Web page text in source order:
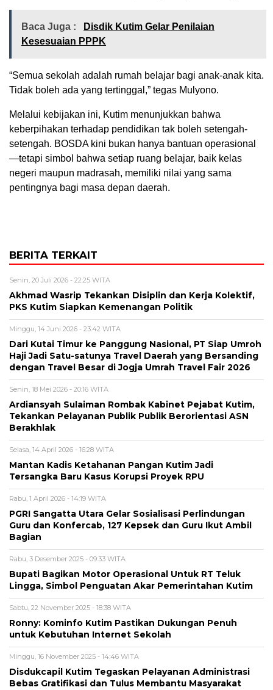
Baca Juga :
Disdik Kutim Gelar Penilaian
Kesesuaian PPPK
“Semua sekolah adalah rumah belajar bagi anak-anak kita.
Tidak boleh ada yang tertinggal,” tegas Mulyono.
Melalui kebijakan ini, Kutim menunjukkan bahwa
keberpihakan terhadap pendidikan tak boleh setengah-
setengah. BOSDA kini bukan hanya bantuan operasional
—tetapi simbol bahwa setiap ruang belajar, baik kelas
negeri maupun madrasah, memiliki nilai yang sama
pentingnya bagi masa depan daerah.
BERITA TERKAIT
Senin, 20 Juli 2026 - 22:25 WITA
Akhmad Wasrip Tekankan Disiplin dan Kerja Kolektif,
PKS Kutim Siapkan Kemenangan Politik
Minggu, 14 Juni 2026 - 23:42 WITA
Dari Kutai Timur ke Panggung Nasional, PT Siap Umroh
Haji Jadi Satu-satunya Travel Daerah yang Bersanding
dengan Travel Besar di Jogja Umrah Travel Fair 2026
Senin, 18 Mei 2026 - 20:16 WITA
Ardiansyah Sulaiman Rombak Kabinet Pejabat Kutim,
Tekankan Pelayanan Publik Publik Berorientasi ASN
Berakhlak
Selasa, 14 April 2026 - 16:28 WITA
Mantan Kadis Ketahanan Pangan Kutim Jadi
Tersangka Baru Kasus Korupsi Proyek RPU
Rabu, 1 April 2026 - 14:19 WITA
PGRI Sangatta Utara Gelar Sosialisasi Perlindungan
Guru dan Konfercab, 127 Kepsek dan Guru Ikut Ambil
Bagian
Rabu, 3 Desember 2025 - 09:33 WITA
Bupati Bagikan Motor Operasional Untuk RT Teluk
Lingga, Simbol Penguatan Akar Pemerintahan Kutim
Sabtu, 22 November 2025 - 18:38 WITA
Ronny: Kominfo Kutim Pastikan Dukungan Penuh
untuk Kebutuhan Internet Sekolah
Minggu, 16 November 2025 - 14:46 WITA
Disdukcapil Kutim Tegaskan Pelayanan Administrasi
Bebas Gratifikasi dan Tulus Membantu Masyarakat